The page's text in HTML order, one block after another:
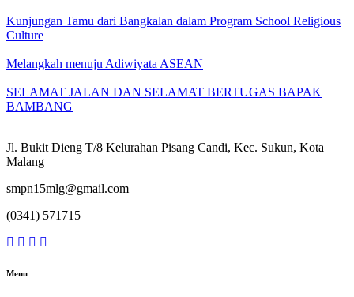
Kunjungan Tamu dari Bangkalan dalam Program School Religious
Culture
Melangkah menuju Adiwiyata ASEAN
SELAMAT JALAN DAN SELAMAT BERTUGAS BAPAK
BAMBANG
Jl. Bukit Dieng T/8 Kelurahan Pisang Candi, Kec. Sukun, Kota
Malang
smpn15mlg@gmail.com
(0341) 571715
Menu